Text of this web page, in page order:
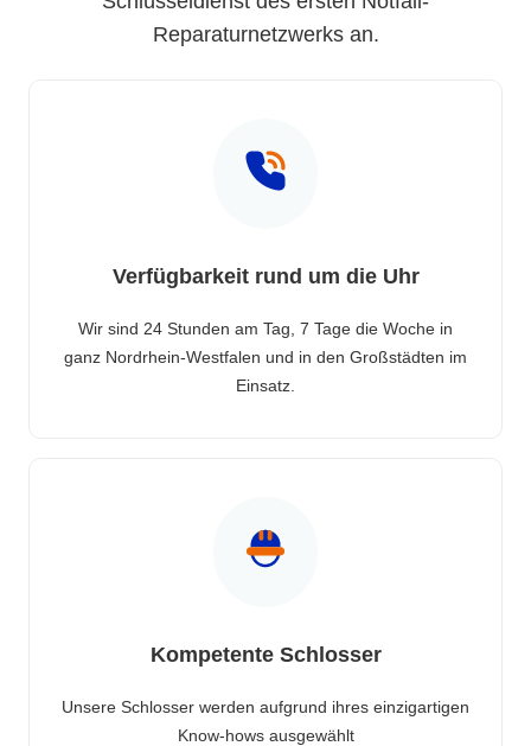
Reparaturnetzwerks an.
Verfügbarkeit rund um die Uhr
Wir sind 24 Stunden am Tag, 7 Tage die Woche in
ganz Nordrhein-Westfalen und in den Großstädten im
Einsatz.
Kompetente Schlosser
Unsere Schlosser werden aufgrund ihres einzigartigen
Know-hows ausgewählt